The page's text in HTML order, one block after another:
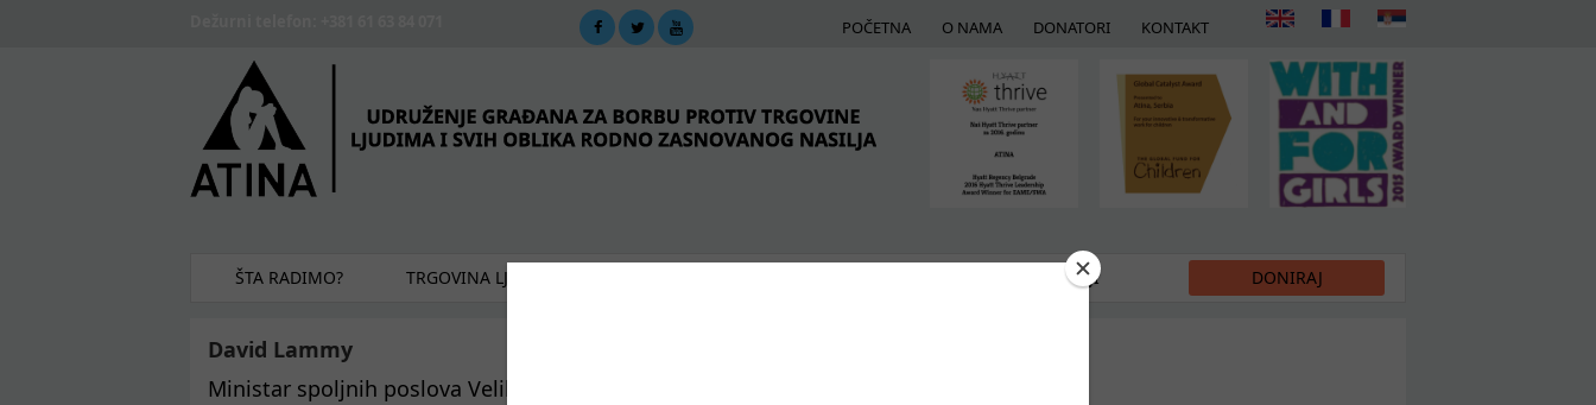
POČETNA O NAMA DONATORI KONTAKT
ŠTA RADIMO? TRGOVINA LJUDIMA MEDIJI DONIRAJ
David Lammy
Ministar spoljnih poslova Velike Britanije Dejvid Lami posetio organizaciju Atina: